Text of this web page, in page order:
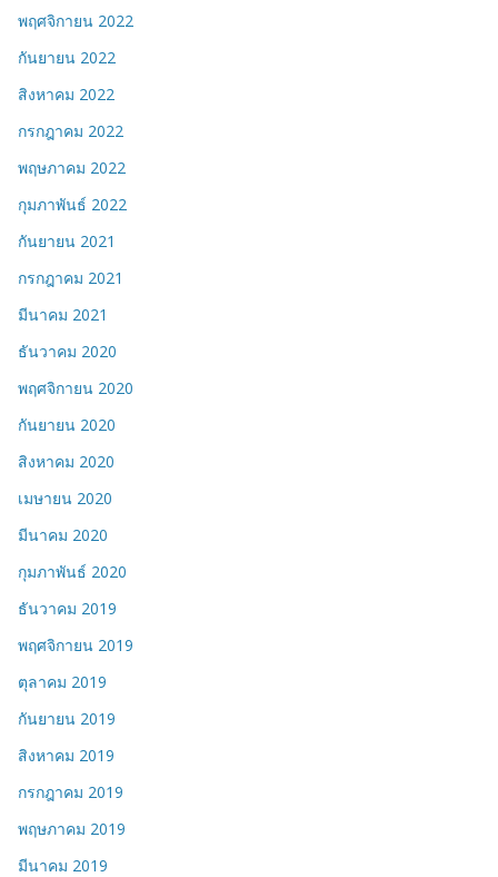
พฤศจิกายน 2022
กันยายน 2022
สิงหาคม 2022
กรกฎาคม 2022
พฤษภาคม 2022
กุมภาพันธ์ 2022
กันยายน 2021
กรกฎาคม 2021
มีนาคม 2021
ธันวาคม 2020
พฤศจิกายน 2020
กันยายน 2020
สิงหาคม 2020
เมษายน 2020
มีนาคม 2020
กุมภาพันธ์ 2020
ธันวาคม 2019
พฤศจิกายน 2019
ตุลาคม 2019
กันยายน 2019
สิงหาคม 2019
กรกฎาคม 2019
พฤษภาคม 2019
มีนาคม 2019